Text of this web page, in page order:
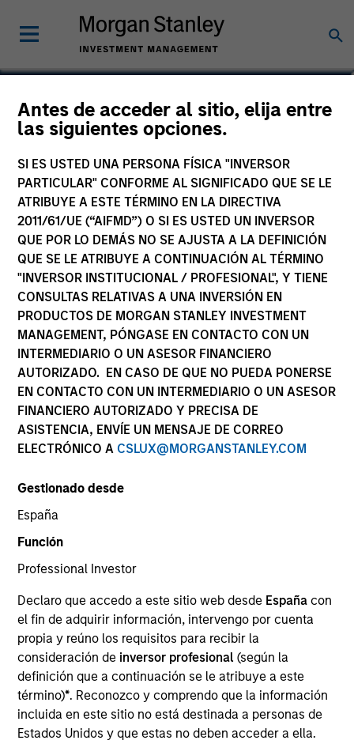
Antes de acceder al sitio, elija entre
las siguientes opciones.
SI ES USTED UNA PERSONA FÍSICA "INVERSOR
PARTICULAR" CONFORME AL SIGNIFICADO QUE SE LE
ATRIBUYE A ESTE TÉRMINO EN LA DIRECTIVA
2011/61/UE (“AIFMD”) O SI ES USTED UN INVERSOR
QUE POR LO DEMÁS NO SE AJUSTA A LA DEFINICIÓN
QUE SE LE ATRIBUYE A CONTINUACIÓN AL TÉRMINO
"INVERSOR INSTITUCIONAL / PROFESIONAL", Y TIENE
CONSULTAS RELATIVAS A UNA INVERSIÓN EN
PRODUCTOS DE MORGAN STANLEY INVESTMENT
MANAGEMENT, PÓNGASE EN CONTACTO CON UN
INTERMEDIARIO O UN ASESOR FINANCIERO
AUTORIZADO. EN CASO DE QUE NO PUEDA PONERSE
EN CONTACTO CON UN INTERMEDIARIO O UN ASESOR
FINANCIERO AUTORIZADO Y PRECISA DE
ASISTENCIA, ENVÍE UN MENSAJE DE CORREO
ELECTRÓNICO A CSLUX@MORGANSTANLEY.COM
Gestionado desde
España
Función
Professional Investor
Declaro que accedo a este sitio web desde España con
el fin de adquirir información, intervengo por cuenta
propia y reúno los requisitos para recibir la
consideración de inversor profesional(según la
definición que a continuación se le atribuye a este
término)*. Reconozco y comprendo que la información
incluida en este sitio no está destinada a personas de
Estados Unidos y que estas no deben acceder a ella.
Gian Turco
Executive Director
YEARS OF INDUSTRY EXPERIENCE
EQUIPO
Morgan Stanley Capital Partners
Gian Turco is an Executive Director of Morgan
Stanley and is based in New York. Gian joined
Morgan Stanley Capital Partners in 2022. Prior to